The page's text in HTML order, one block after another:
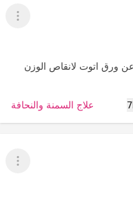
عرض
ورق اتوت لانقاص الوزن
علاج السمنة والنحافة
عرض